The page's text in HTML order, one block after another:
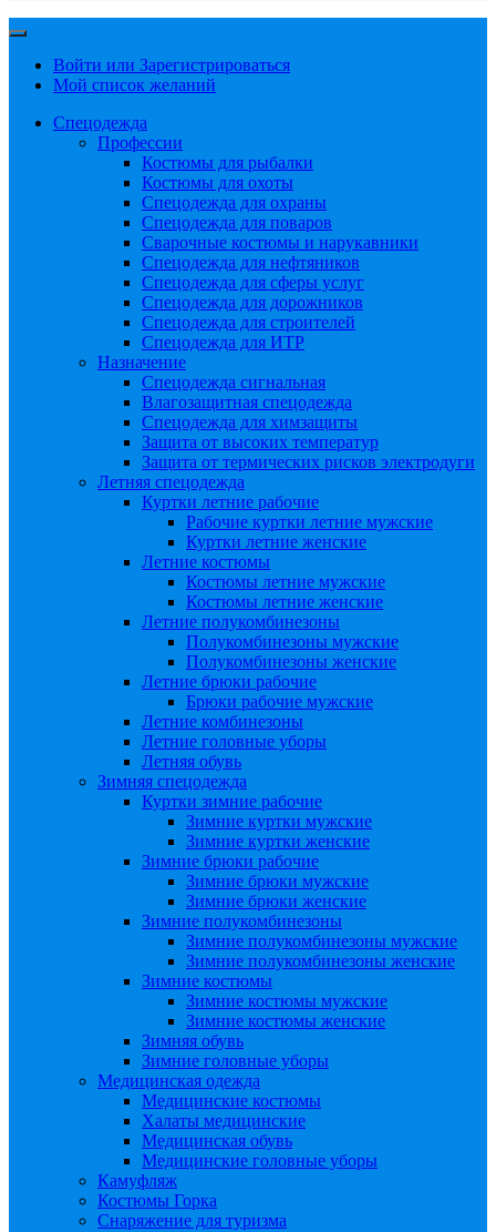
Войти или Зарегистрироваться
Мой список желаний
Спецодежда
Профессии
Костюмы для рыбалки
Костюмы для охоты
Спецодежда для охраны
Спецодежда для поваров
Сварочные костюмы и нарукавники
Спецодежда для нефтяников
Спецодежда для сферы услуг
Спецодежда для дорожников
Спецодежда для строителей
Спецодежда для ИТР
Назначение
Спецодежда сигнальная
Влагозащитная спецодежда
Спецодежда для химзащиты
Защита от высоких температур
Защита от термических рисков электродуги
Летняя спецодежда
Куртки летние рабочие
Рабочие куртки летние мужские
Куртки летние женские
Летние костюмы
Костюмы летние мужские
Костюмы летние женские
Летние полукомбинезоны
Полукомбинезоны мужские
Полукомбинезоны женские
Летние брюки рабочие
Брюки рабочие мужские
Летние комбинезоны
Летние головные уборы
Летняя обувь
Зимняя спецодежда
Куртки зимние рабочие
Зимние куртки мужские
Зимние куртки женские
Зимние брюки рабочие
Зимние брюки мужские
Зимние брюки женские
Зимние полукомбинезоны
Зимние полукомбинезоны мужские
Зимние полукомбинезоны женские
Зимние костюмы
Зимние костюмы мужские
Зимние костюмы женские
Зимняя обувь
Зимние головные уборы
Медицинская одежда
Медицинские костюмы
Халаты медицинские
Медицинская обувь
Медицинские головные уборы
Камуфляж
Костюмы Горка
Снаряжение для туризма